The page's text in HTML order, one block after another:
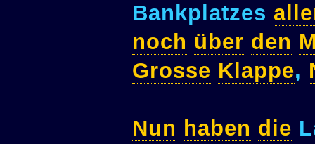
Bankplatzes
noch über den
Grosse Klappe,
Nun haben die